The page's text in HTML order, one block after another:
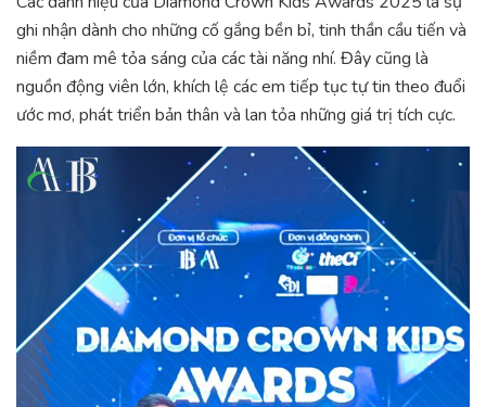
ghi nhận dành cho những cố gắng bền bỉ, tinh thần cầu tiến và
niềm đam mê tỏa sáng của các tài năng nhí. Đây cũng là
nguồn động viên lớn, khích lệ các em tiếp tục tự tin theo đuổi
ước mơ, phát triển bản thân và lan tỏa những giá trị tích cực.